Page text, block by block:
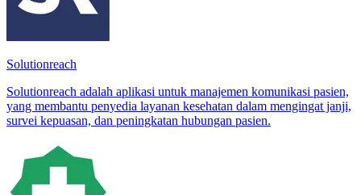
Solutionreach
Solutionreach adalah aplikasi untuk manajemen komunikasi pasien,
yang membantu penyedia layanan kesehatan dalam mengingat janji,
survei kepuasan, dan peningkatan hubungan pasien.